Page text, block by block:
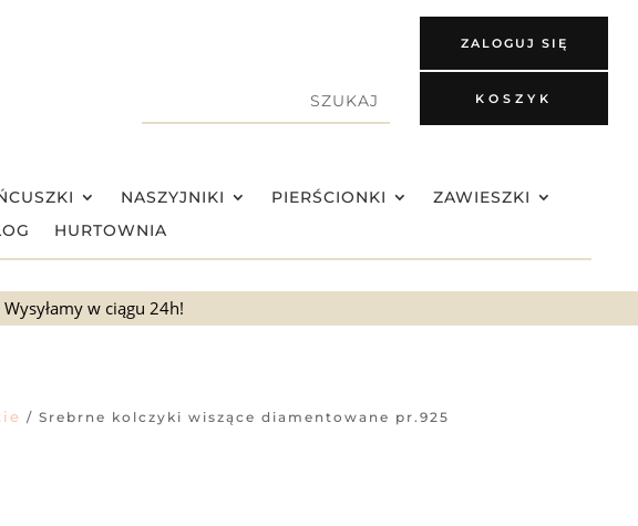
ZALOGUJ SIĘ
KOSZYK
NASZYJNIKI PIERŚCIONKI
ZAWIESZKI
HURTOWNIA
w ciągu 24h!
/ Srebrne kolczyki wiszące diamentowane pr.925